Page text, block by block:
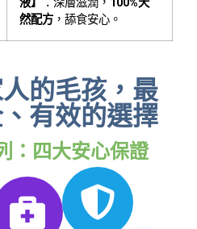
液】
：深層滋潤， 100%天
然配方 ，舔食安心。
的毛孩，最
有效的選擇
：四大安心保證